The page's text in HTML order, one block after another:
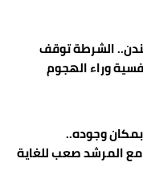
لندن.. الشرطة توقف
وراء الهجوم
وجوده..
المرشد صعب للغاية